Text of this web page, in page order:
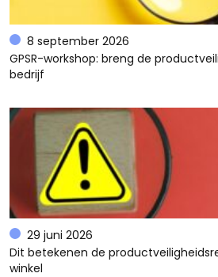
8 september 2026
GPSR-workshop: breng de
bedrijf
29 juni 2026
Dit betekenen de
winkel